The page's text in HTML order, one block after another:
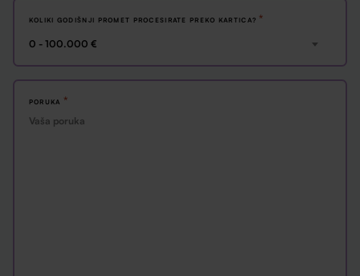
KOLIKI GODIŠNJI PROMET PROCESIRATE PREKO KARTICA? *
0 - 100.000 €
PORUKA *